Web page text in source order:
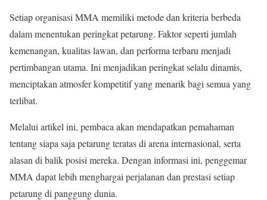
Setiap organisasi MMA memiliki metode dan kriteria berbeda
dalam menentukan peringkat petarung. Faktor seperti jumlah
kemenangan, kualitas lawan, dan performa terbaru menjadi
pertimbangan utama. Ini menjadikan peringkat selalu dinamis,
menciptakan atmosfer kompetitif yang menarik bagi semua yang
terlibat.
Melalui artikel ini, pembaca akan mendapatkan pemahaman
tentang siapa saja petarung teratas di arena internasional, serta
alasan di balik posisi mereka. Dengan informasi ini, penggemar
MMA dapat lebih menghargai perjalanan dan prestasi setiap
petarung di panggung dunia.